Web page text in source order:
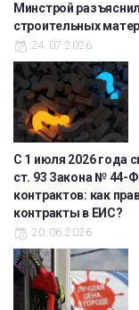
Минстрой
строительных
24.07.2026
С 1 июля 2026 года
ст. 93 Закона № 44-
контрактов: как
контракты в ЕИС?
20.06.2026